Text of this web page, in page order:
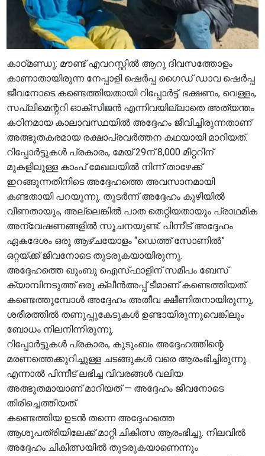
കാഠ്മണ്ഡു: മൗണ്ട് എവറസ്റ്റിൽ ആറു ദിവസത്തോളം
കാണാതായിരുന്ന നേപ്പാളി ഷെർപ്പ ഗൈഡ് ഡാവ ഷെർപ്പ
ജീവനോടെ കണ്ടെത്തിയതായി റിപ്പോർട്ട്. ഭക്ഷണം, വെള്ളം,
സപ്ലിമെന്ററി ഓക്സിജൻ എന്നിവയില്ലാതെ അത്യന്തം
കഠിനമായ കാലാവസ്ഥയിൽ അദ്ദേഹം ജീവിച്ചിരുന്നതാണ്
അത്ഭുതകരമായ രക്ഷാപ്രവർത്തന കഥയായി മാറിയത്.
റിപ്പോർട്ടുകൾ പ്രകാരം, മേയ് 29ന് 8,000 മീറ്ററിന്
മുകളിലുള്ള കാംപ് മേഖലയിൽ നിന്ന് താഴേക്ക്
ഇറങ്ങുന്നതിനിടെ അദ്ദേഹത്തെ അവസാനമായി
കണ്ടതായി പറയുന്നു. തുടർന്ന് അദ്ദേഹം കുഴിയിൽ
വീണതായും, അല്ലെങ്കിൽ പാത തെറ്റിയതായും പ്രാഥമിക
അന്വേഷണങ്ങളിൽ സൂചനയുണ്ട്. പിന്നീട് അദ്ദേഹം
ഏകദേശം ഒരു ആഴ്ചയോളം “ഡെത്ത് സോണിൽ”
ഒറ്റയ്ക്ക് ജീവനോടെ തുടരുകയായിരുന്നു.
അദ്ദേഹത്തെ ഖുംബു ഐസ്‌ഫാളിന് സമീപം ബേസ്
ക്യാമ്പിനടുത്ത് ഒരു ക്ലീൻഅപ്പ് ടീമാണ് കണ്ടെത്തിയത്.
കണ്ടെത്തുമ്പോൾ അദ്ദേഹം അതീവ ക്ഷീണിതനായിരുന്നു,
ശരീരത്തിൽ തണുപ്പുകേടുകൾ ഉണ്ടായിരുന്നുവെങ്കിലും
ബോധം നിലനിന്നിരുന്നു.
റിപ്പോർട്ടുകൾ പ്രകാരം, കുടുംബം അദ്ദേഹത്തിന്റെ
മരണത്തെക്കുറിച്ചുള്ള ചടങ്ങുകൾ വരെ ആരംഭിച്ചിരുന്നു.
എന്നാൽ പിന്നീട് ലഭിച്ച വിവരങ്ങൾ വലിയ
അത്ഭുതമായാണ് മാറിയത് — അദ്ദേഹം ജീവനോടെ
തിരിച്ചെത്തിയത്.
കണ്ടെത്തിയ ഉടൻ തന്നെ അദ്ദേഹത്തെ
ആശുപത്രിയിലേക്ക് മാറ്റി ചികിത്സ ആരംഭിച്ചു. നിലവിൽ
അദ്ദേഹം ചികിത്സയിൽ തുടരുകയാണെന്നും